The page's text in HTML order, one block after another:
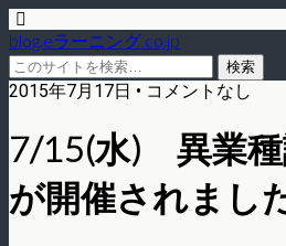
blog.eラーニング.co.jp
2015年7月17日 • コメントなし
7/15(水) 異業種
が開催されまし